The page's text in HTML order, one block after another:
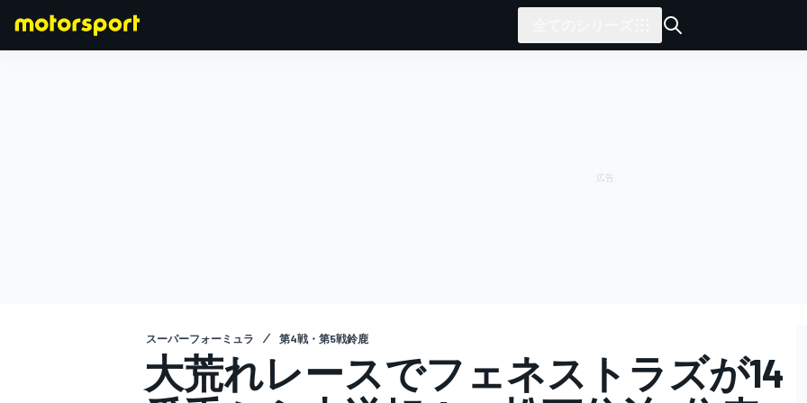
スーパーフォーミュラ 第4戦・第5戦鈴鹿
大荒れレースでフェネストラズが14